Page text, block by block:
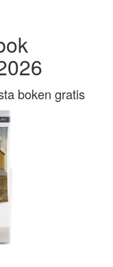
boken gratis